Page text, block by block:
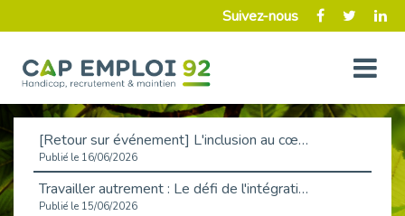
Suivez-nous
[Retour sur événement] L'inclusion au cœur de la Place de l'Emploi à La Défense !
Publié le 16/06/2026
Travailler autrement : Le défi de l'intégration des maladies chroniques en entreprise
Publié le 15/06/2026